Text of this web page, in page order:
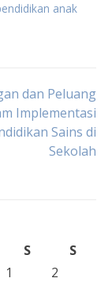
anak
dan Peluang
Implementasi
Sains di
Sekolah
S
S
1
2